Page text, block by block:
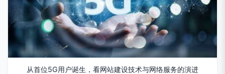
从首位5G用户诞生，看网站建设技术与网络服务的演进